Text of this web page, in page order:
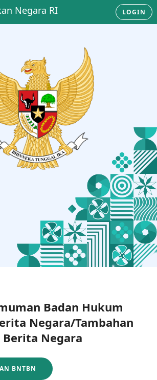
Negara RI LOGIN
Badan Hukum
Negara/Tambahan
Berita Negara
BNTBN